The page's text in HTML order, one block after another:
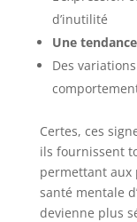
d’inutilité
Une
Des
Certes, ces
ils fournissent
permettant aux
santé mentale
devienne plus